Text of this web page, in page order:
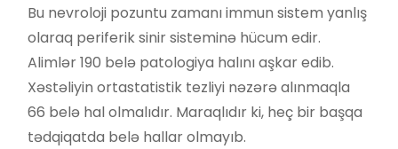
Bu nevroloji pozuntu zamanı immun sistem yanlış
olaraq periferik sinir sisteminə hücum edir.
Alimlər 190 belə patologiya halını aşkar edib.
Xəstəliyin ortastatistik tezliyi nəzərə alınmaqla
66 belə hal olmalıdır. Maraqlıdır ki, heç bir başqa
tədqiqatda belə hallar olmayıb.